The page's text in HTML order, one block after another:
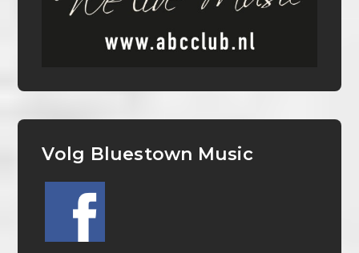
Volg Bluestown Music